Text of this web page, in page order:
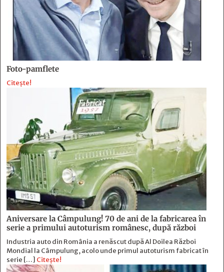
Foto-pamflete
Citește!
Aniversare la Câmpulung! 70 de ani de la fabricarea în
serie a primului autoturism românesc, după război
Industria auto din România a renăscut după Al Doilea Război
Mondial la Câmpulung, acolo unde primul autoturism fabricat în
serie […] Citește!